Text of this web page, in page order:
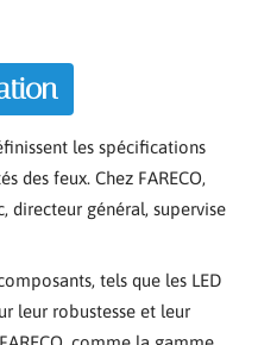
les spécifications
des feux. Chez FARECO,
directeur général, supervise
tels que les LED
leur robustesse et leur